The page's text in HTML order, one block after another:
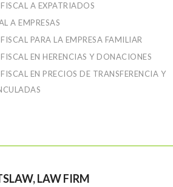
A EXPATRIADOS
A EMPRESAS
PARA LA EMPRESA FAMILIAR
EN HERENCIAS Y DONACIONES
EN PRECIOS DE TRANSFERENCIA Y
LAW FIRM